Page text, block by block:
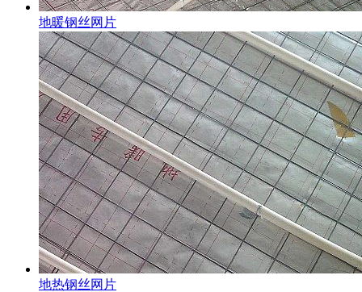
地暖钢丝网片
地热钢丝网片